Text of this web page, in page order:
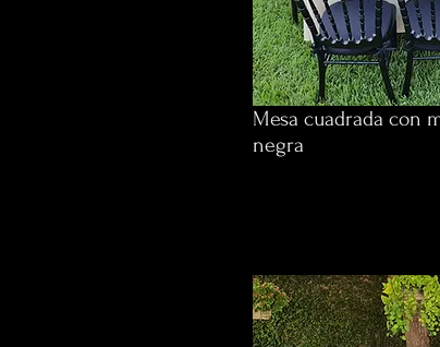
Mesa cuadrada con
negra
$610